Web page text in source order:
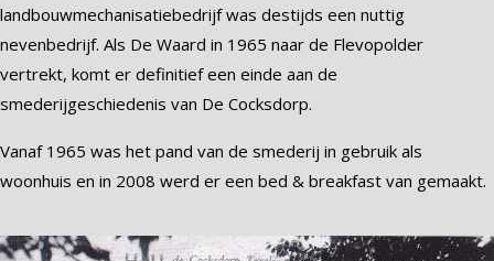
landbouwmechanisatiebedrijf was destijds een nuttig
nevenbedrijf. Als De Waard in 1965 naar de Flevopolder
vertrekt, komt er definitief een einde aan de
smederijgeschiedenis van De Cocksdorp.
Vanaf 1965 was het pand van de smederij in gebruik als
woonhuis en in 2008 werd er een bed & breakfast van gemaakt.